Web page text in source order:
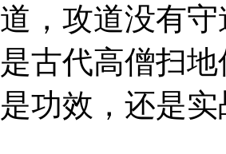
道，攻道没有
是古代高僧扫
是功效，还是